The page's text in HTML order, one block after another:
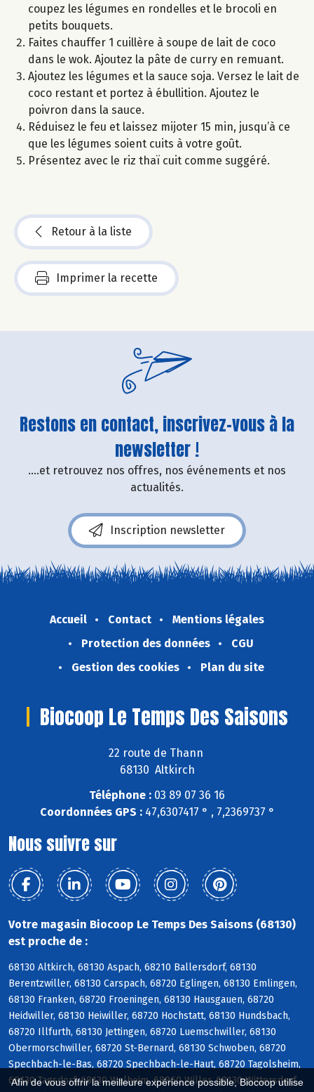
Afin de vous offrir la meilleure expérience possible, Biocoop utilise
coupez les légumes en rondelles et le brocoli en
petits bouquets.
Faites chauffer 1 cuillère à soupe de lait de coco
dans le wok. Ajoutez la pâte de curry en remuant.
Ajoutez les légumes et la sauce soja. Versez le lait de
coco restant et portez à ébullition. Ajoutez le
poivron dans la sauce.
Réduisez le feu et laissez mijoter 15 min, jusqu’à ce
que les légumes soient cuits à votre goût.
Présentez avec le riz thaï cuit comme suggéré.
Retour à la liste
Imprimer la recette
Restons en contact, inscrivez-vous à la
newsletter !
....et retrouvez nos offres, nos événements et nos
actualités.
Inscription newsletter
Accueil Contact
Mentions légales
Protection des données
CGU
Gestion des cookies
Plan du site
Biocoop Le Temps Des Saisons
22 route de Thann
68130 Altkirch
Téléphone : 03 89 07 36 16
Coordonnées GPS :47,6307417 ° , 7,2369737 °
Nous suivre sur
Votre magasin Biocoop Le Temps Des Saisons (68130)
est proche de :
68130 Altkirch, 68130 Aspach, 68210 Ballersdorf, 68130
Berentzwiller, 68130 Carspach, 68720 Eglingen, 68130 Emlingen,
68130 Franken, 68720 Froeningen, 68130 Hausgauen, 68720
Heidwiller, 68130 Heiwiller, 68720 Hochstatt, 68130 Hundsbach,
68720 Illfurth, 68130 Jettingen, 68720 Luemschwiller, 68130
Obermorschwiller, 68720 St-Bernard, 68130 Schwoben, 68720
Spechbach-le-Bas, 68720 Spechbach-le-Haut, 68720 Tagolsheim,
68130 Tagsdorf, 68130 Walheim, 68960 Willer, 68130 Wittersdorf,